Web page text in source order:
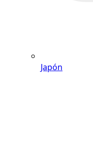
Japón